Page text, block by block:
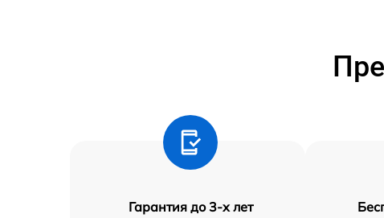
Гарантия до 3-х лет